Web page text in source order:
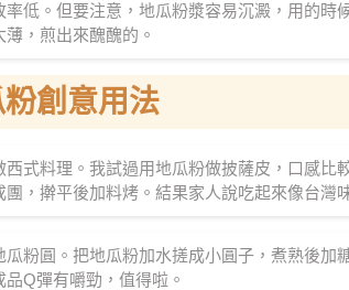
低。但要注意，地瓜粉漿容易沉澱，用的時
，煎出來醜醜的。
創意用法
式料理。我試過用地瓜粉做披薩皮，口感比
，擀平後加料烤。結果家人說吃起來像台灣
粉圓。把地瓜粉加水搓成小圓子，煮熟後加
Q彈有嚼勁，值得啦。